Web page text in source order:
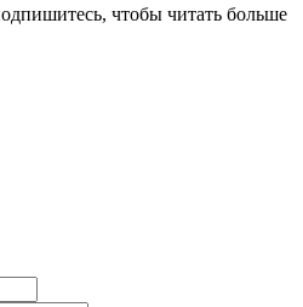
чтобы читать больше